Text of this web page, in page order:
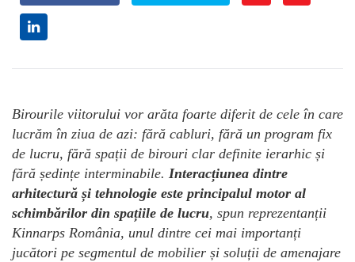
Birourile viitorului vor arăta foarte diferit de cele în care
lucrăm în ziua de azi: fără cabluri, fără un program fix
de lucru, fără spații de birouri clar definite ierarhic și
fără ședințe interminabile. Interacțiunea dintre
arhitectură și tehnologie este principalul motor al
schimbărilor din spațiile de lucru, spun reprezentanții
Kinnarps România, unul dintre cei mai importanți
jucători pe segmentul de mobilier și soluții de amenajare